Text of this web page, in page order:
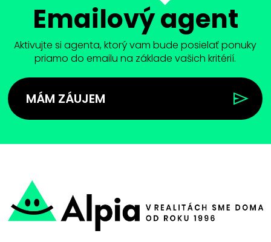
Emailový agent
Aktivujte si agenta, ktorý vam bude posielať ponuky
priamo do emailu na základe vašich kritérií.
MÁM ZÁUJEM